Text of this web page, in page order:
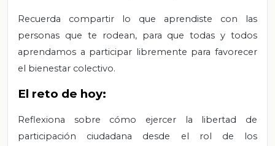
Recuerda compartir lo que aprendiste con las
personas que te rodean, para que todas y todos
aprendamos a participar libremente para favorecer
el bienestar colectivo.
El reto de hoy:
Reflexiona sobre cómo ejercer la libertad de
participación ciudadana desde el rol de los